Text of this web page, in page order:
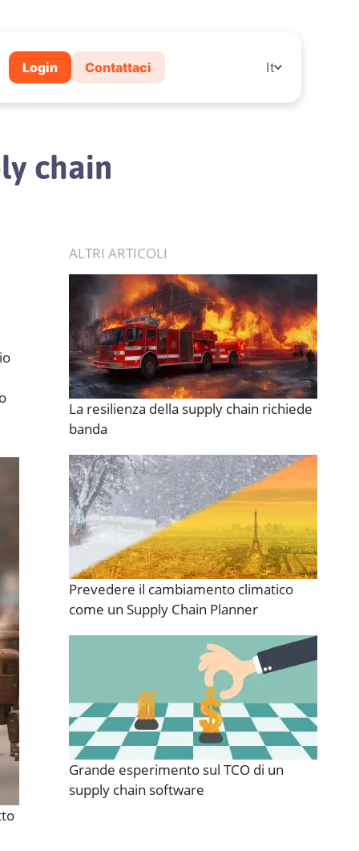
Login Contattaci It
chain
ALTRI ARTICOLI
La resilienza della supply chain richiede
banda
Prevedere il cambiamento climatico
come un Supply Chain Planner
Grande esperimento sul TCO di un
supply chain software